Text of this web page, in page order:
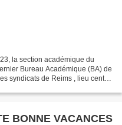
la section académique du
Bureau Académique (BA) de
syndicats de Reims , lieu central
BONNE VACANCES